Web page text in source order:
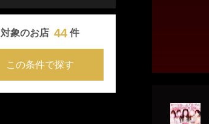
対象のお店 44 件
この条件で探す